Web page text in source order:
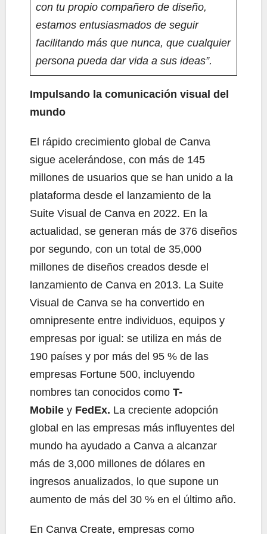
con tu propio compañero de diseño,
estamos entusiasmados de seguir
facilitando más que nunca, que cualquier
persona pueda dar vida a sus ideas”.
Impulsando la comunicación visual del
mundo
El rápido crecimiento global de Canva
sigue acelerándose, con más de 145
millones de usuarios que se han unido a la
plataforma desde el lanzamiento de la
Suite Visual de Canva en 2022. En la
actualidad, se generan más de 376 diseños
por segundo, con un total de 35,000
millones de diseños creados desde el
lanzamiento de Canva en 2013. La Suite
Visual de Canva se ha convertido en
omnipresente entre individuos, equipos y
empresas por igual: se utiliza en más de
190 países y por más del 95 % de las
empresas Fortune 500, incluyendo
nombres tan conocidos como T-
Mobile y FedEx. La creciente adopción
global en las empresas más influyentes del
mundo ha ayudado a Canva a alcanzar
más de 3,000 millones de dólares en
ingresos anualizados, lo que supone un
aumento de más del 30 % en el último año.
En Canva Create, empresas como